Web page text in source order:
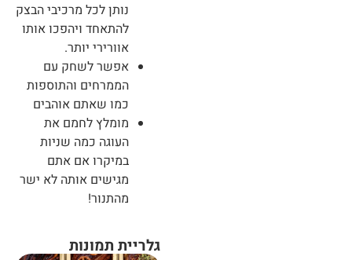
נותן לכל מרכיבי הבצק
להתאחד ויהפכו אותו
אוורירי יותר.
אפשר לשחק עם
הממרחים והתוספות
כמו שאתם אוהבים
מומלץ לחמם את
העוגה כמה שניות
במיקרו אם אתם
מגישים אותה לא ישר
מהתנור!
גלריית תמונות